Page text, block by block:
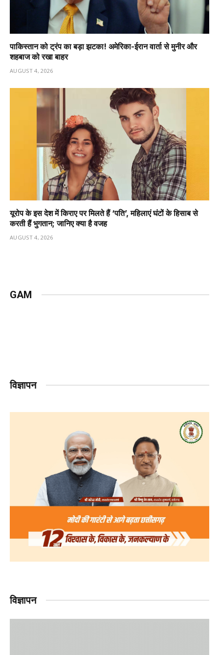
पाकिस्तान को ट्रंप का बड़ा झटका! अमेरिका-ईरान वार्ता से मुनीर और
शहबाज को रखा बाहर
AUGUST 4, 2026
यूरोप के इस देश में किराए पर मिलते हैं ‘पति’, महिलाएं घंटों के हिसाब से
करती हैं भुगतान; जानिए क्या है वजह
AUGUST 4, 2026
GAM
विज्ञापन
विज्ञापन